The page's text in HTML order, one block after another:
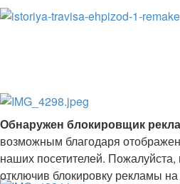
Обнаружен блокировщик
возможным благодаря
наших посетителей.
отключив блокировку рекламы